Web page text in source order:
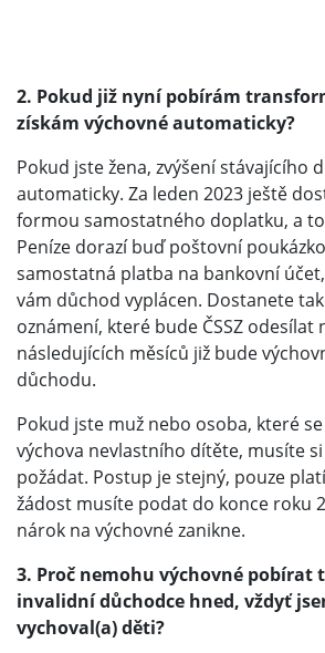
2. Pokud již nyní pobírám
získám výchovné automaticky?
Pokud jste žena, zvýšení stávajícího
automaticky. Za leden 2023 ještě
formou samostatného doplatku, a
Peníze dorazí buď poštovní
samostatná platba na bankovní
vám důchod vyplácen. Dostanete
oznámení, které bude ČSSZ odesílat
následujících měsíců již bude
důchodu.
Pokud jste muž nebo osoba, které
výchova nevlastního dítěte, musíte
požádat. Postup je stejný, pouze
žádost musíte podat do konce roku
nárok na výchovné zanikne.
3. Proč nemohu výchovné pobírat
invalidní důchodce hned, vždyť
vychoval(a) děti?